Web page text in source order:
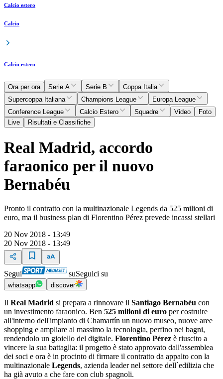
Calcio estero
Calcio
Calcio estero
Ora per ora Serie A Serie B
Coppa Italia
Supercoppa Italiana
Champions League
Europa League
Conference League
Calcio Estero Squadre Video
Foto
Live
Risultati e Classifiche
Real Madrid, accordo
faraonico per il nuovo
Bernabéu
Pronto il contratto con la multinazionale Legends da 525 milioni di
euro, ma il business plan di Florentino Pérez prevede incassi stellari
20 Nov 2018 - 13:49
20 Nov 2018 - 13:49
Segui suSeguici su
whatsapp discover
Il Real Madrid si prepara a rinnovare il Santiago Bernabéu con
un investimento faraonico. Ben 525 milioni di euro per costruire
all'interno dell'impianto di Chamartín un nuovo museo, nuove aree
shopping e ampliare al massimo la tecnologia, perfino nei bagni,
rendendolo un gioiello del digitale. Florentino Pérez è riuscito a
vincere la sua battaglia: il progetto è stato approvato dall'assemblea
dei soci e ora è in procinto di firmare il contratto da appalto con la
multinazionale Legends, azienda leader nel settore dell`edilizia che
ha già avuto a che fare con club spagnoli.